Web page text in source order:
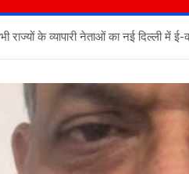
राज्यों के व्यापारी नेताओं का नई दिल्ली में